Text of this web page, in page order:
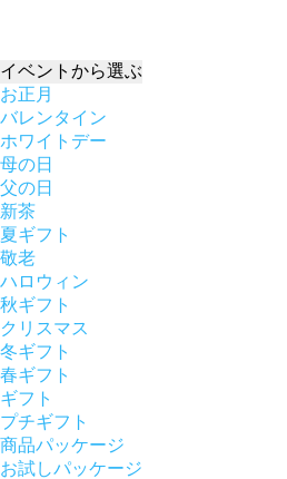
イベント から選ぶ
お正月
バレンタイン
ホワイトデー
母の日
父の日
新茶
夏ギフト
敬老
ハロウィン
秋ギフト
クリスマス
冬ギフト
春ギフト
ギフト
プチギフト
商品パッケージ
お試しパッケージ